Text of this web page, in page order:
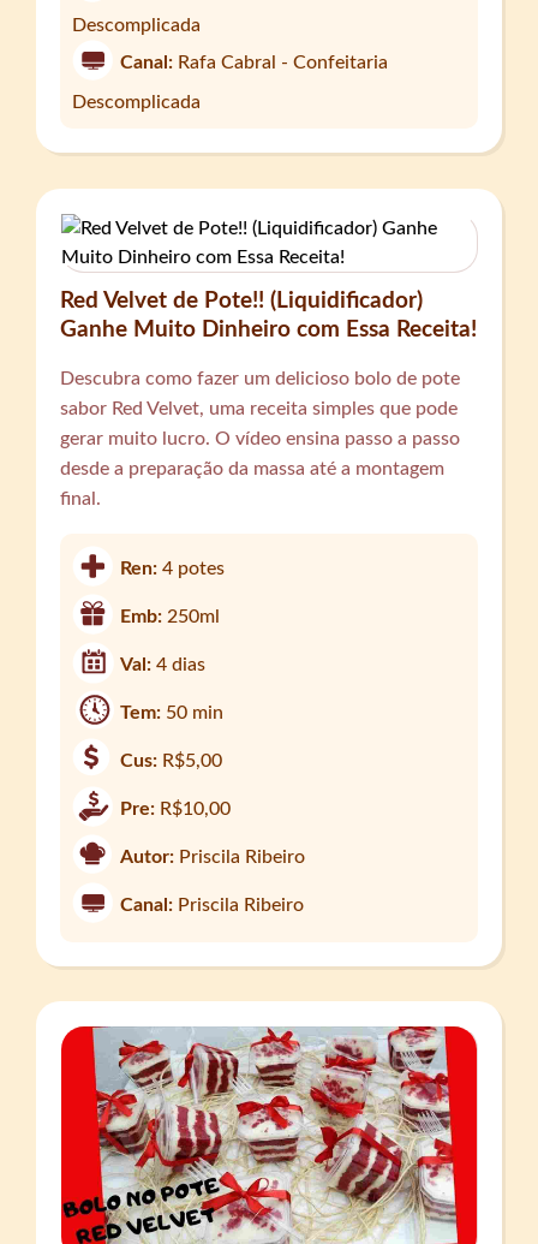
Descomplicada
Canal: Rafa Cabral - Confeitaria
Descomplicada
Red Velvet de Pote!! (Liquidificador)
Ganhe Muito Dinheiro com Essa Receita!
Descubra como fazer um delicioso bolo de pote
sabor Red Velvet, uma receita simples que pode
gerar muito lucro. O vídeo ensina passo a passo
desde a preparação da massa até a montagem
final.
Ren:4 potes
Emb: 250ml
Val:4 dias
Tem: 50 min
Cus: R$5,00
Pre: R$10,00
Autor: Priscila Ribeiro
Canal: Priscila Ribeiro